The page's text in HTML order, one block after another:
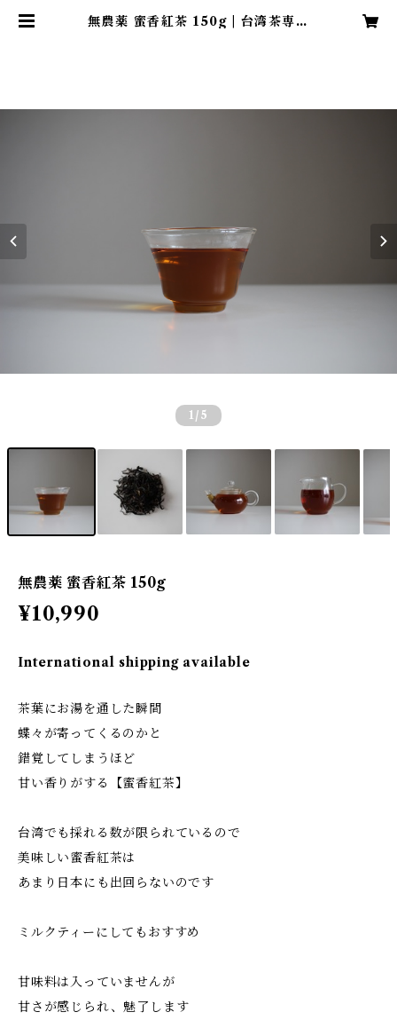
無農薬 蜜香紅茶 150g | 台湾茶専門
1 /5
無農薬 蜜香紅茶 150g
¥10,990
International shipping available
茶葉にお湯を通した瞬間
蝶々が寄ってくるのかと
錯覚してしまうほど
甘い香りがする【蜜香紅茶】
台湾でも採れる数が限られているので
美味しい蜜香紅茶は
あまり日本にも出回らないのです
ミルクティーにしてもおすすめ
甘味料は入っていませんが
甘さが感じられ、魅了します